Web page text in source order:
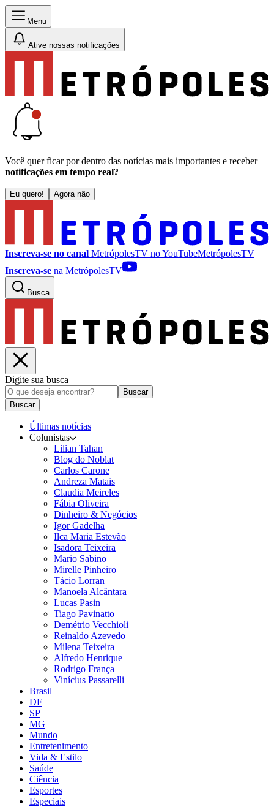
Menu
Ative nossas notificações
Você quer ficar por dentro das notícias mais importantes e receber
notificações em tempo real?
Eu quero! Agora não
Inscreva-se no canal MetrópolesTV noYouTubeMetrópolesTV
Inscreva-se na MetrópolesTV
Busca
Digite sua busca
Buscar
Buscar
Últimas notícias
Colunistas
Lilian Tahan
Blog do Noblat
Carlos Carone
Andreza Matais
Claudia Meireles
Fábia Oliveira
Dinheiro & Negócios
Igor Gadelha
Ilca Maria Estevão
Isadora Teixeira
Mario Sabino
Mirelle Pinheiro
Tácio Lorran
Manoela Alcântara
Lucas Pasin
Tiago Pavinatto
Demétrio Vecchioli
Reinaldo Azevedo
Milena Teixeira
Alfredo Henrique
Rodrigo França
Vinícius Passarelli
Brasil
DF
SP
MG
Mundo
Entretenimento
Vida & Estilo
Saúde
Ciência
Esportes
Especiais